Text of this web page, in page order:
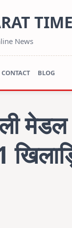
News
CONTACT BLOG
मेडल